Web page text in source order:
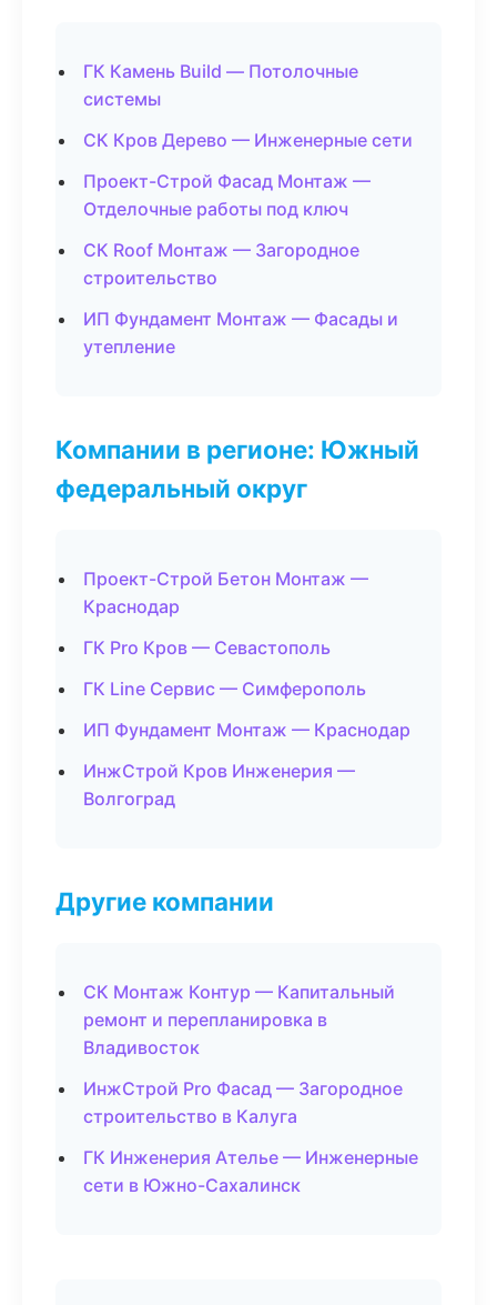
ГК Камень Build — Потолочные
системы
СК Кров Дерево — Инженерные сети
Проект-Строй Фасад Монтаж —
Отделочные работы под ключ
СК Roof Монтаж — Загородное
строительство
ИП Фундамент Монтаж — Фасады и
утепление
Компании в регионе: Южный
федеральный округ
Проект-Строй Бетон Монтаж —
Краснодар
ГК Pro Кров — Севастополь
ГК Line Сервис — Симферополь
ИП Фундамент Монтаж — Краснодар
ИнжСтрой Кров Инженерия —
Волгоград
Другие компании
СК Монтаж Контур — Капитальный
ремонт и перепланировка в
Владивосток
ИнжСтрой Pro Фасад — Загородное
строительство в Калуга
ГК Инженерия Ателье — Инженерные
сети в Южно-Сахалинск